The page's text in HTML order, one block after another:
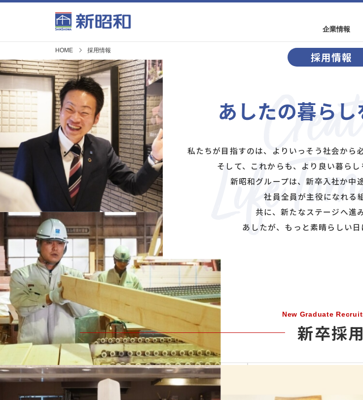
企業情報
HOME 採用情報 採用情報
あしたの暮らし
私たちが目指すのは、よりいっそう社会から
そして、これからも、 より良い暮らし
新昭和グループは、新卒入社か中
社員全員が主役になれる
共に、新たなステージへ進
あしたが、もっと素晴らしい日
New Graduate
新卒採用